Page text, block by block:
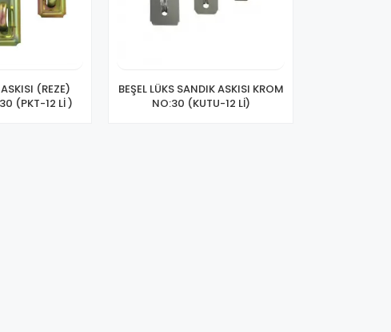
(REZE)
(PKT-12 Lİ )
BEŞEL LÜKS SANDIK ASKISI KROM
NO:30 (KUTU-12 Lİ)